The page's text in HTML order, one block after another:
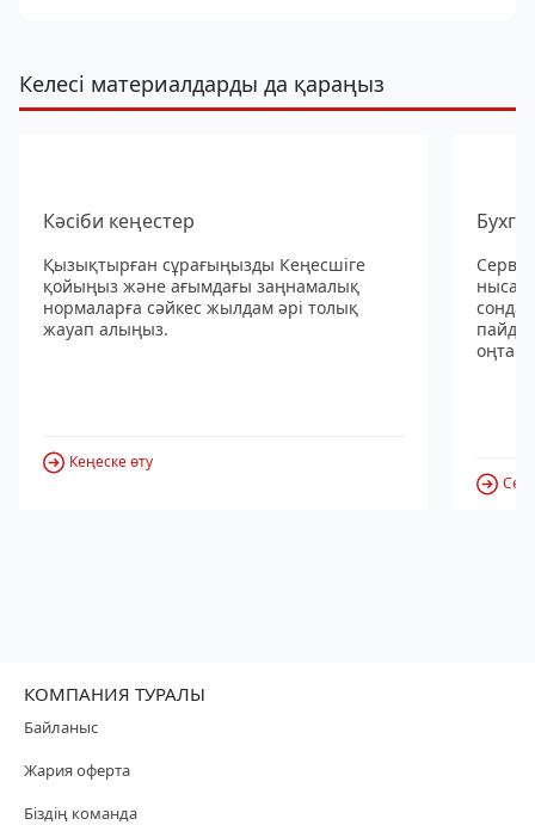
Келесі материалдарды да қараңыз
Кәсіби кеңестер
Қызықтырған сұрағыңызды Кеңесшіге
қойыңыз және ағымдағы заңнамалық
нормаларға сәйкес жылдам әрі толық
жауап алыңыз.
Кеңеске өту
КОМПАНИЯ ТУРАЛЫ
Байланыс
Жария оферта
Біздің команда